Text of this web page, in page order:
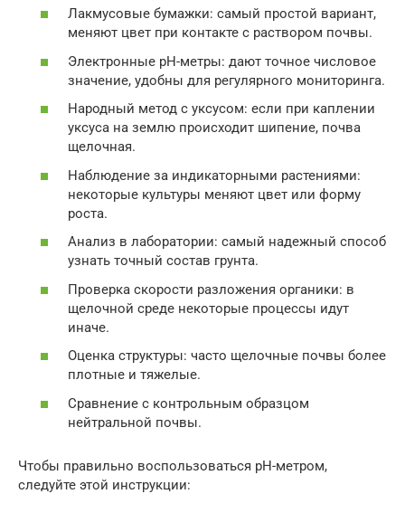
Лакмусовые бумажки: самый простой вариант,
меняют цвет при контакте с раствором почвы.
Электронные pH-метры: дают точное числовое
значение, удобны для регулярного мониторинга.
Народный метод с уксусом: если при каплении
уксуса на землю происходит шипение, почва
щелочная.
Наблюдение за индикаторными растениями:
некоторые культуры меняют цвет или форму
роста.
Анализ в лаборатории: самый надежный способ
узнать точный состав грунта.
Проверка скорости разложения органики: в
щелочной среде некоторые процессы идут
иначе.
Оценка структуры: часто щелочные почвы более
плотные и тяжелые.
Сравнение с контрольным образцом
нейтральной почвы.
Чтобы правильно воспользоваться pH-метром,
следуйте этой инструкции: